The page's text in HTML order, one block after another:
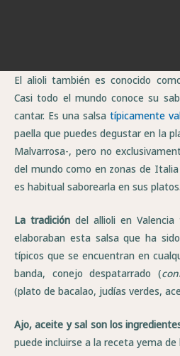
El alioli también es conocido
Casi todo el mundo conoce su
cantar. Es una salsa típicamente
paella que puedes degustar en la
Malvarrosa-, pero no
del mundo como en zonas de
es habitual saborearla en sus platos.
La tradición del allioli en Valencia
elaboraban esta salsa que ha
típicos que se encuentran en
banda, conejo despatarrado (
(plato de bacalao, judías verdes,
Ajo, aceite y sal son los
puede incluirse a la receta yema de